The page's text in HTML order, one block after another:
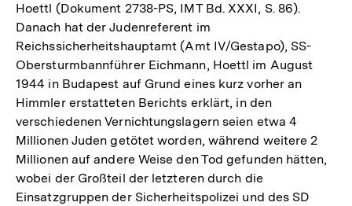
Hoettl (Dokument 2738-PS, IMT Bd. XXXI, S. 86).
Danach hat der Judenreferent im
Reichssicherheitshauptamt (Amt IV/Gestapo), SS-
Obersturmbannführer Eichmann, Hoettl im August
1944 in Budapest auf Grund eines kurz vorher an
Himmler erstatteten Berichts erklärt, in den
verschiedenen Vernichtungslagern seien etwa 4
Millionen Juden getötet worden, während weitere 2
Millionen auf andere Weise den Tod gefunden hätten,
wobei der Großteil der letzteren durch die
Einsatzgruppen der Sicherheitspolizei und des SD